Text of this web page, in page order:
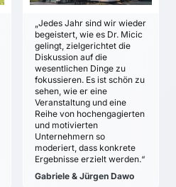
„Jedes Jahr sind wir wieder
begeistert, wie es Dr. Micic
gelingt, zielgerichtet die
Diskussion auf die
wesentlichen Dinge zu
fokussieren. Es ist schön zu
sehen, wie er eine
Veranstaltung und eine
Reihe von hochengagierten
und motivierten
Unternehmern so
moderiert, dass konkrete
Ergebnisse erzielt werden.“
Gabriele & Jürgen Dawo
strategische
Ausrichtung geschaffen
werden.
Die gemeinsame
Strategie der
Franchise-Zentrale und
der Partner soll
erarbeitet werden.
Eine Trend- und
Szenario-Analyse des
Umfelds soll Basis für